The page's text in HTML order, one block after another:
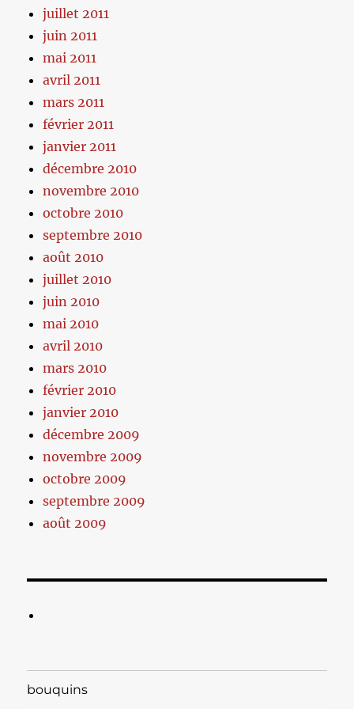
juillet 2011
juin 2011
mai 2011
avril 2011
mars 2011
février 2011
janvier 2011
décembre 2010
novembre 2010
octobre 2010
septembre 2010
août 2010
juillet 2010
juin 2010
mai 2010
avril 2010
mars 2010
février 2010
janvier 2010
décembre 2009
novembre 2009
octobre 2009
septembre 2009
août 2009
bouquins